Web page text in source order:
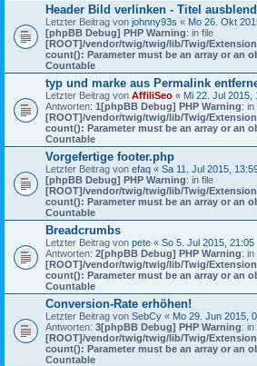
Header Bild verlinken - Titel
Letzter Beitrag von johnny93s « Mo 26. Okt
[phpBB Debug] PHP Warning: in file
[ROOT]/vendor/twig/twig/lib/Twig/
count(): Parameter must be an array or an
Countable
typ und marke aus Permalink
Letzter Beitrag von AffiliSeo « Mi 22. Jul 2015,
Antworten: 1[phpBB Debug] PHP Warning: in
[ROOT]/vendor/twig/twig/lib/Twig/
count(): Parameter must be an array or an
Countable
Vorgefertige footer.php
Letzter Beitrag von efaq « Sa 11. Jul 2015,
[phpBB Debug] PHP Warning: in file
[ROOT]/vendor/twig/twig/lib/Twig/
count(): Parameter must be an array or an
Countable
Breadcrumbs
Letzter Beitrag von pete « So 5. Jul 2015, 21:05
Antworten: 2[phpBB Debug] PHP Warning: in
[ROOT]/vendor/twig/twig/lib/Twig/
count(): Parameter must be an array or an
Countable
Conversion-Rate erhöhen!
Letzter Beitrag von SebCy « Mo 29. Jun 2015,
Antworten: 3[phpBB Debug] PHP Warning: in
[ROOT]/vendor/twig/twig/lib/Twig/
count(): Parameter must be an array or an
Countable